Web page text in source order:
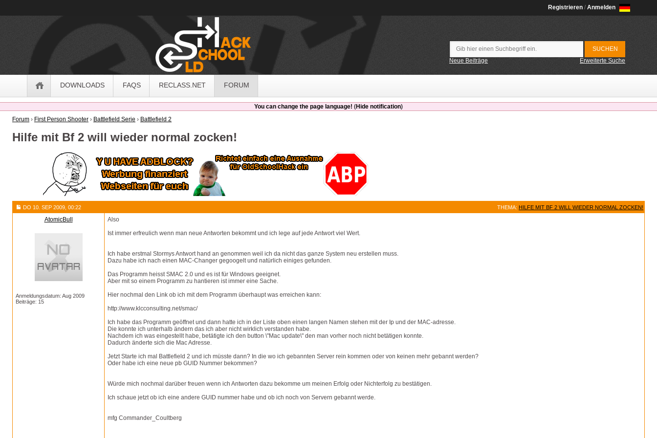
Registrieren / Anmelden
Neue Beiträge Erweiterte Suche
DOWNLOADS FAQS RECLASS.NET FORUM
You can change the page language! (Hide notification)
Forum › First Person Shooter › Battlefield Serie › Battlefield 2
Hilfe mit Bf 2 will wieder normal zocken!
DO 10. SEP 2009, 00:22 THEMA: HILFE MIT BF 2 WILL WIEDER NORMAL ZOCKEN!
AtomicBull
Anmeldungsdatum: Aug 2009
Beiträge: 15
Also
Ist immer erfreulich wenn man neue Antworten bekommt und ich lege auf jede Antwort viel Wert.
Ich habe erstmal Stormys Antwort hand an genommen weil ich da nicht das ganze System neu erstellen muss.
Dazu habe ich nach einen MAC-Changer gegoogelt und natürlich einiges gefunden.
Das Programm heisst SMAC 2.0 und es ist für Windows geeignet.
Aber mit so einem Programm zu hantieren ist immer eine Sache.
Hier nochmal den Link ob ich mit dem Programm überhaupt was erreichen kann:
http://www.klcconsulting.net/smac/
Ich habe das Programm geöffnet und dann hatte ich in der Liste oben einen langen Namen stehen mit der Ip und der MAC-adresse.
Die konnte ich unterhalb ändern das ich aber nicht wirklich verstanden habe.
Nachdem ich was eingestellt habe, betätigte ich den button \"Mac update\" den man vorher noch nicht betätigen konnte.
Dadurch änderte sich die Mac Adresse.
Jetzt Starte ich mal Battlefield 2 und ich müsste dann? In die wo ich gebannten Server rein kommen oder von keinen mehr gebannt werden?
Oder habe ich eine neue pb GUID Nummer bekommen?
Würde mich nochmal darüber freuen wenn ich Antworten dazu bekomme um meinen Erfolg oder Nichterfolg zu bestätigen.
Ich schaue jetzt ob ich eine andere GUID nummer habe und ob ich noch von Servern gebannt werde.
mfg Commander_Coultberg